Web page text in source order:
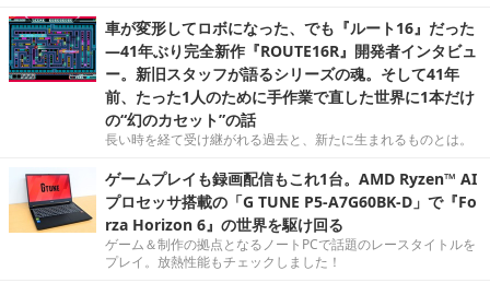
車が変形してロボになった、でも『ルート16』だった
―41年ぶり完全新作『ROUTE16R』開発者インタビュ
ー。新旧スタッフが語るシリーズの魂。そして41年
前、たった1人のために手作業で直した世界に1本だけ
の“幻のカセット”の話
長い時を経て受け継がれる過去と、新たに生まれるものとは。
ゲームプレイも録画配信もこれ1台。AMD Ryzen™ AI
プロセッサ搭載の「G TUNE P5-A7G60BK-D」で『Fo
rza Horizon 6』の世界を駆け回る
ゲーム＆制作の拠点となるノートPCで話題のレースタイトルを
プレイ。放熱性能もチェックしました！